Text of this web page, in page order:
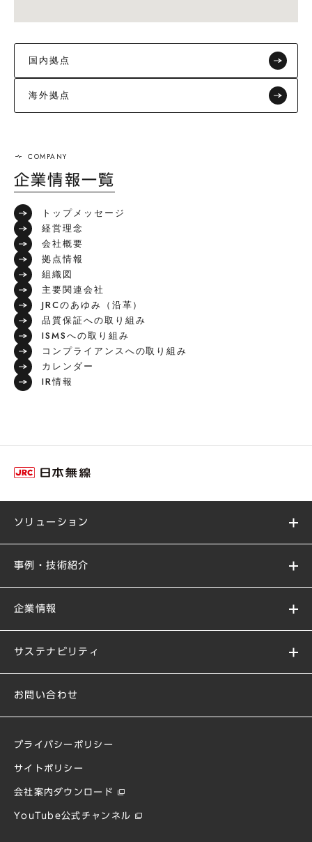
国内拠点
海外拠点
企業情報一覧
トップメッセージ
経営理念
会社概要
拠点情報
組織図
主要関連会社
JRCのあゆみ（沿革）
品質保証への取り組み
ISMSへの取り組み
コンプライアンスへの取り組み
カレンダー
IR情報
ソリューション
事例・技術紹介
企業情報
サステナビリティ
お問い合わせ
プライバシーポリシー
サイトポリシー
会社案内ダウンロード
YouTube公式チャンネル